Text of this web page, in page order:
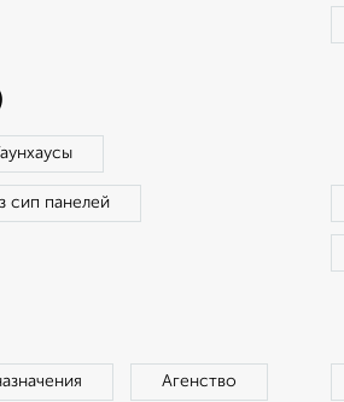
Таунхаусы
сип панелей
Агенство